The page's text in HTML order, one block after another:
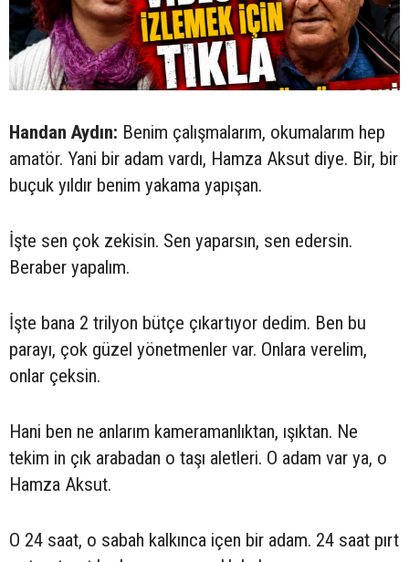
Handan Aydın: Benim çalışmalarım, okumalarım hep
amatör. Yani bir adam vardı, Hamza Aksut diye. Bir, bir
buçuk yıldır benim yakama yapışan.
İşte sen çok zekisin. Sen yaparsın, sen edersin.
Beraber yapalım.
İşte bana 2 trilyon bütçe çıkartıyor dedim. Ben bu
parayı, çok güzel yönetmenler var. Onlara verelim,
onlar çeksin.
Hani ben ne anlarım kameramanlıktan, ışıktan. Ne
tekim in çık arabadan o taşı aletleri. O adam var ya, o
Hamza Aksut.
O 24 saat, o sabah kalkınca içen bir adam. 24 saat pırt